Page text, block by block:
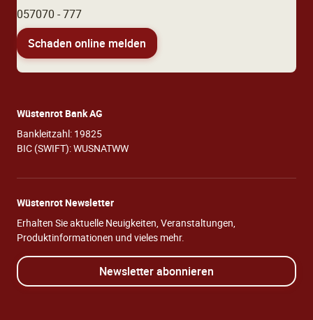
057070 - 777
Schaden online melden
Wüstenrot Bank AG
Bankleitzahl: 19825
BIC (SWIFT): WUSNATWW
Wüstenrot Newsletter
Erhalten Sie aktuelle Neuigkeiten, Veranstaltungen,
Produktinformationen und vieles mehr.
Newsletter abonnieren